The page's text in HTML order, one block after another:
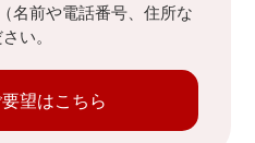
名前や電話番号、住所な
い。
望はこちら